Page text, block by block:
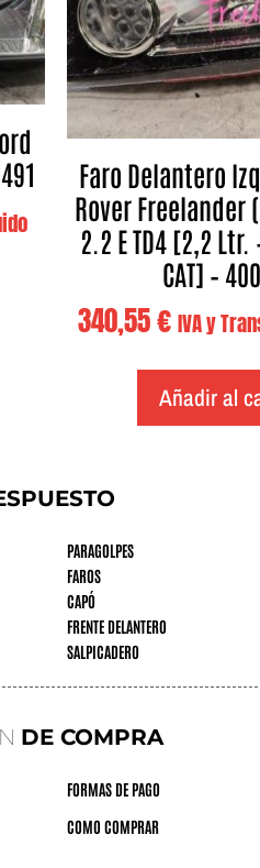
Faro Delantero
Rover Freelander
2.2 E TD4 [2,2 Ltr.
CAT] –
340,55€ IVA y
Añadir al
PARAGOLPES
FAROS
CAPÓ
FRENTE DELANTERO
SALPICADERO
DE COMPRA
FORMAS DE PAGO
COMO COMPRAR